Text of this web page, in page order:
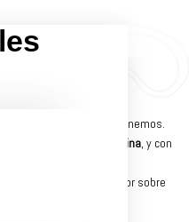
la inmensa alegría que tenemos.
primer bebota,
Justina, y con
de padres.
observadora y por sobre